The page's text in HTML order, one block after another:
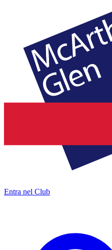
Entra nel Club